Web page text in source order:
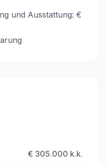
und Ausstattung: €
€ 305.000 k.k.